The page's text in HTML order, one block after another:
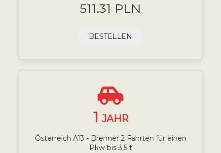
511.31 PLN
BESTELLEN
1 JAHR
Österreich A13 - Brenner 2 Fahrten für einen
Pkw bis 3,5 t